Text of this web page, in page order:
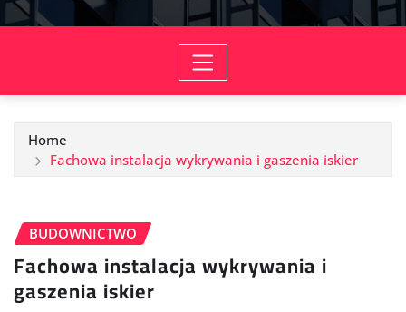
Home
Fachowa instalacja wykrywania i gaszenia iskier
BUDOWNICTWO
Fachowa instalacja wykrywania i
gaszenia iskier